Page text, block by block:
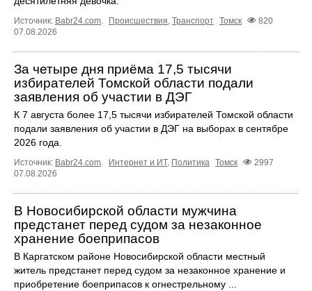
Источник: Babr24.com. Происшествия, Транспорт Томск
820
07.08.2026
За четыре дня приёма 17,5 тысячи
избирателей Томской области подали
заявления об участии в ДЭГ
К 7 августа более 17,5 тысячи избирателей Томской области
подали заявления об участии в ДЭГ на выборах в сентябре
2026 года.
Источник: Babr24.com. Интернет и ИТ, Политика Томск
2997
07.08.2026
В Новосибирской области мужчина
предстанет перед судом за незаконное
хранение боеприпасов
В Каргатском районе Новосибирской области местный
житель предстанет перед судом за незаконное хранение и
приобретение боеприпасов к огнестрельному ...